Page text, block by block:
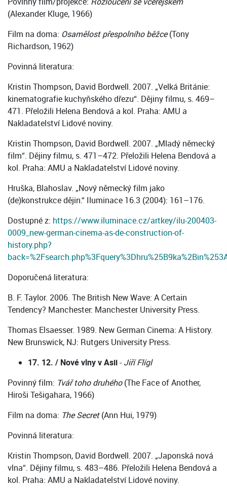
(Alexander Kluge, 1966)
Film na doma: Osamělost přespolního běžce(Tony
Richardson, 1962)
Povinná literatura:
Kristin Thompson, David Bordwell. 2007. „Velká Británie:
kinematografie kuchyňského dřezu“. Dějiny filmu, s. 469–
471. Přeložili Helena Bendová a kol. Praha: AMU a
Nakladatelství Lidové noviny.
Kristin Thompson, David Bordwell. 2007. „Mladý německý
film“. Dějiny filmu, s. 471–472. Přeložili Helena Bendová a
kol. Praha: AMU a Nakladatelství Lidové noviny.
Hruška, Blahoslav. „Nový německý film jako
(de)konstrukce dějin.“ Iluminace 16.3 (2004): 161–176.
Dostupné z: https://www.iluminace.cz/artkey/ilu-200403-
0009_new-german-cinema-as-de-construction-of-
history.php?
Doporučená literatura:
B. F. Taylor. 2006. The British New Wave: A Certain
Tendency? Manchester: Manchester University Press.
Thomas Elsaesser. 1989. New German Cinema: A History.
New Brunswick, NJ: Rutgers University Press.
17. 12. / Nové vlny v Asii-Jiří Flígl
Povinný film: Tvář toho druhého(The Face of Another,
Hiroši Tešigahara, 1966)
Film na doma: The Secret(Ann Hui, 1979)
Povinná literatura:
Kristin Thompson, David Bordwell. 2007. „Japonská nová
vlna“. Dějiny filmu, s. 483–486. Přeložili Helena Bendová a
kol. Praha: AMU a Nakladatelství Lidové noviny.